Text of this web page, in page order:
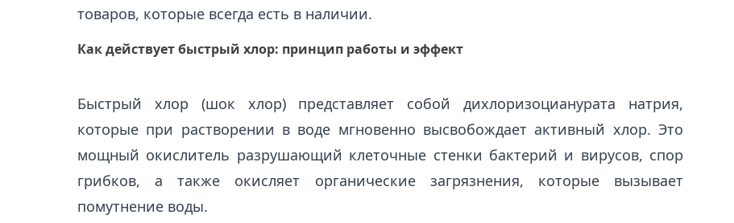
товаров, которые всегда есть в наличии.
Как действует быстрый хлор: принцип работы и эффект
Быстрый хлор (шок хлор) представляет собой дихлоризоцианурата натрия,
которые при растворении в воде мгновенно высвобождает активный хлор. Это
мощный окислитель разрушающий клеточные стенки бактерий и вирусов, спор
грибков, а также окисляет органические загрязнения, которые вызывает
помутнение воды.